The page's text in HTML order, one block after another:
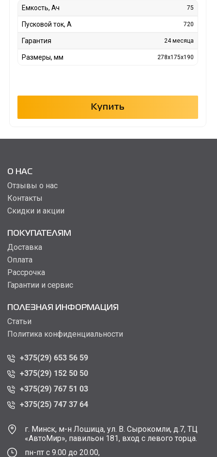
Емкость, Ач 75
Пусковой ток, А 720
Гарантия 24 месяца
Размеры, мм 278х175х190
Купить
О НАС
Отзывы о нас
Контакты
Скидки и акции
ПОКУПАТЕЛЯМ
Доставка
Оплата
Рассрочка
Гарантии и сервис
ПОЛЕЗНАЯ ИНФОРМАЦИЯ
Статьи
Политика конфиденциальности
+375(29) 653 56 59
+375(29) 152 50 50
+375(29) 767 51 03
+375(25) 747 37 64
г. Минск, м-н Лошица, ул. В. Сырокомли, д.7, ТЦ
«АвтоМир», павильон 181, вход с левого торца.
пн-пт с 9.00 до 20.00,